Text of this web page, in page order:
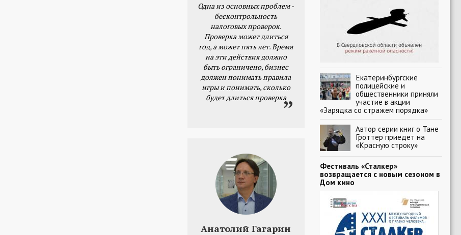
Одна из основных проблем -
бесконтрольность
налоговых проверок.
Проверка может длиться
год, а может пять лет. Время
на эти действия должно
быть ограничено, бизнес
должен понимать правила
игры и понимать, сколько
будет длиться проверка
Анатолий Гагарин
Екатеринбургские
полицейские и
общественники приняли
участие в акции
«Зарядка со стражем порядка»
Автор серии книг о Тане
Гроттер приедет на
«Красную строку»
Фестиваль «Сталкер»
возвращается с новым сезоном в
Дом кино